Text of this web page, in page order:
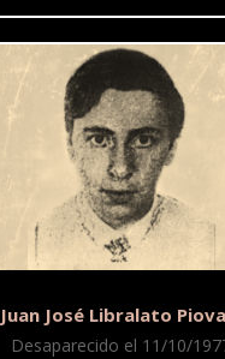
Juan José Libralato
Desaparecido el 11/10/